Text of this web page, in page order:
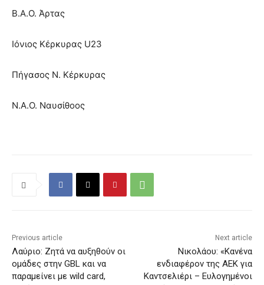
Β.Α.Ο. Άρτας
Ιόνιος Κέρκυρας U23
Πήγασος Ν. Κέρκυρας
Ν.Α.Ο. Ναυσίθοος
Previous article
Λαύριο: Ζητά να αυξηθούν οι
ομάδες στην GBL και να
παραμείνει με wild card,
Next article
Νικολάου: «Κανένα
ενδιαφέρον της ΑΕΚ για
Καντσελιέρι – Ευλογημένοι